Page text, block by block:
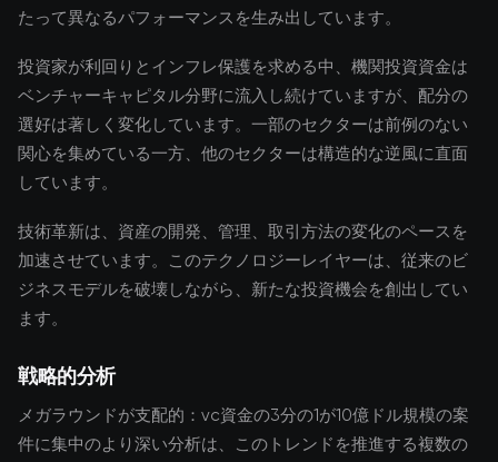
たって異なるパフォーマンスを生み出しています。
投資家が利回りとインフレ保護を求める中、機関投資資金は
ベンチャーキャピタル分野に流入し続けていますが、配分の
選好は著しく変化しています。一部のセクターは前例のない
関心を集めている一方、他のセクターは構造的な逆風に直面
しています。
技術革新は、資産の開発、管理、取引方法の変化のペースを
加速させています。このテクノロジーレイヤーは、従来のビ
ジネスモデルを破壊しながら、新たな投資機会を創出してい
ます。
戦略的分析
メガラウンドが支配的：vc資金の3分の1が10億ドル規模の案
件に集中のより深い分析は、このトレンドを推進する複数の